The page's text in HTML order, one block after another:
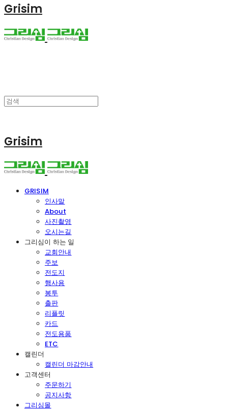
Grisim
Grisim
GRISIM
인사말
About
사진촬영
오시는길
그리심이 하는 일
교회안내
주보
전도지
행사용
봉투
출판
리플릿
카드
전도용품
ETC
캘린더
캘린더 마감안내
고객센터
주문하기
공지사항
그리심몰